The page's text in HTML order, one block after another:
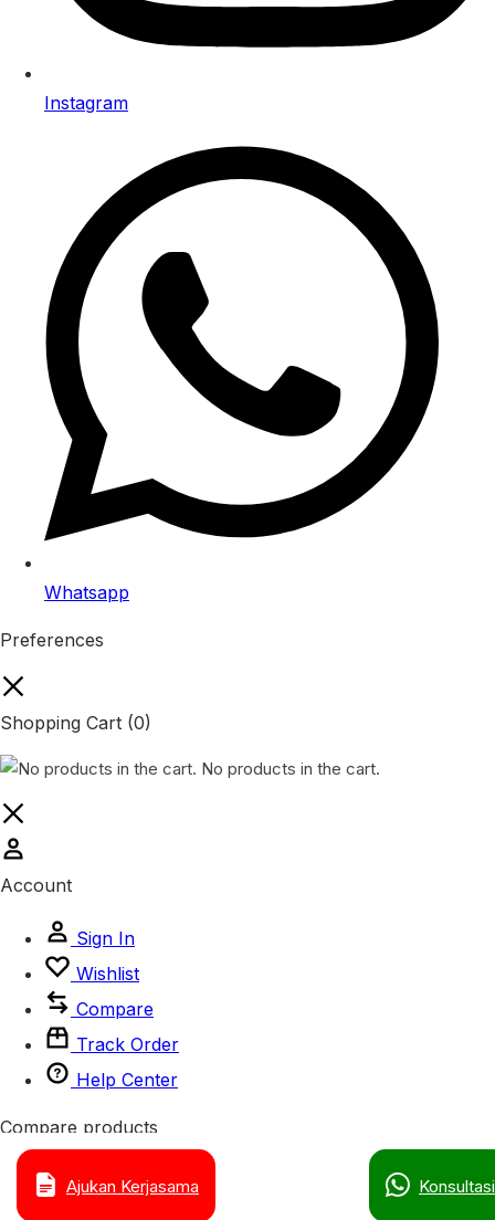
Ajukan Kerjasama Konsultasi
Instagram
Whatsapp
Preferences
Shopping Cart (0)
No products in the cart.
Account
Sign In
Wishlist
Compare
Track Order
Help Center
Compare products
Close